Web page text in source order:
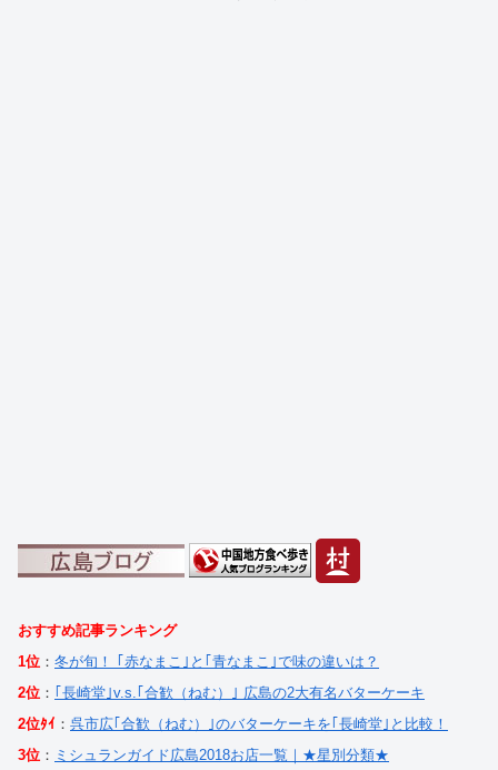
おすすめ記事ランキング
1位 ： 冬が旬！ ｢赤なまこ｣と｢青なまこ｣で味の違いは？
2位 ： ｢長崎堂｣v.s.｢合歓（ねむ）｣ 広島の2大有名バターケーキ
2位ﾀｲ ： 呉市広｢合歓（ねむ）｣のバターケーキを｢長崎堂｣と比較！
3位 ： ミシュランガイド広島2018お店一覧｜★星別分類★